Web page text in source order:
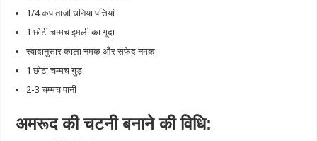
1/4 कप ताजी धनिया पत्तियां
1 छोटी चम्मच इमली का गूदा
स्वादानुसार काला नमक और सफेद नमक
1 छोटा चम्मच गुड़
2-3 चम्मच पानी
अमरूद की चटनी बनाने की विधि: